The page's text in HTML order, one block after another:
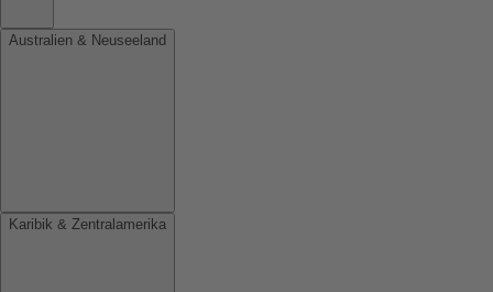
Australien & Neuseeland
Karibik & Zentralamerika